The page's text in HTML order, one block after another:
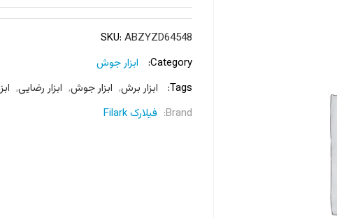
SKU:ABZYZD64548
Category:
ابزار جوش
Tags:
ابزار برش, ابزار جوش, ابزار رضایی,
Brand: فیلارک Filark